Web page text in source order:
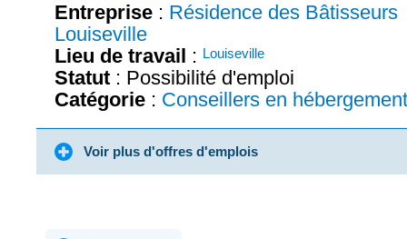
Entreprise : Résidence des Bâtisseurs
Louiseville
Lieu de travail : Louiseville
Statut : Possibilité d'emploi
Catégorie : Conseillers en hébergement
Voir plus d'offres d'emplois